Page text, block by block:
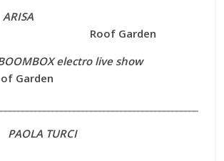
Roof Garden
electro live show
PAOLA TURCI